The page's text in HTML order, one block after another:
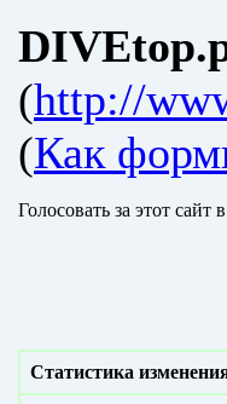
(http://
(Как
Голосовать за этот сайт
Статистика